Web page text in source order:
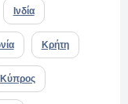
Ινδία
Κρήτη
Κύπρος